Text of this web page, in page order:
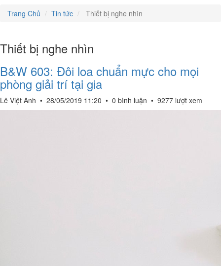
Trang Chủ
Tin tức Thiết bị nghe nhìn
Thiết bị nghe nhìn
B&W 603: Đôi loa chuẩn mực cho mọi
phòng giải trí tại gia
Lê Việt Anh • 28/05/2019 11:20 • 0 bình luận • 9277 lượt xem